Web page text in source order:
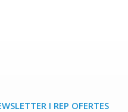
I REP OFERTES